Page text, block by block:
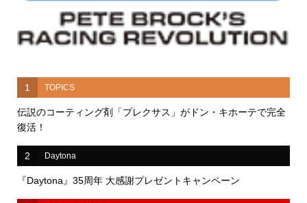
1 TOPICS
伝説のコーティング剤「プレクサス」がドン・キホーテで完全
復活！
2 Daytona
『Daytona』35周年 大感謝プレゼントキャンペーン